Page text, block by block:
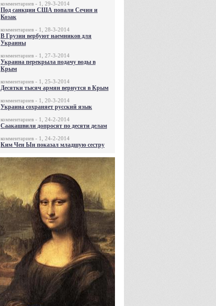
комментариев - 1, 29-3-2014
Под санкции США попали Сечин и
Козак
комментариев - 1, 28-3-2014
В Грузии вербуют наемников для
Украины
комментариев - 1, 27-3-2014
Украина перекрыла подачу воды в
Крым
комментариев - 1, 25-3-2014
Десятки тысяч армян вернутся в Крым
комментариев - 1, 20-3-2014
Украина сохраняет русский язык
комментариев - 1, 24-2-2014
Саакашвили допросят по десяти делам
комментариев - 1, 24-2-2014
Ким Чен Ын показал младшую сестру